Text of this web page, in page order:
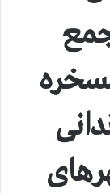
۲۲ زندانی